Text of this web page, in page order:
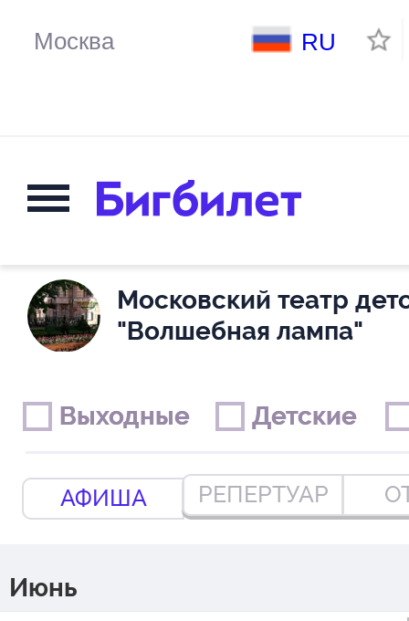
RU
Московский театр
"Волшебная лампа"
АФИША РЕПЕРТУАР
Выходные
Выходные Детские
Детские
Июнь